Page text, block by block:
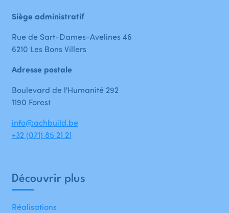
Découvrir plus
Réalisations
Siège administratif
Rue de Sart-Dames-Avelines 46
6210 Les Bons Villers
Adresse postale
Boulevard de l'Humanité 292
1190 Forest
info@achbuild.be
+32 (071) 85 21 21